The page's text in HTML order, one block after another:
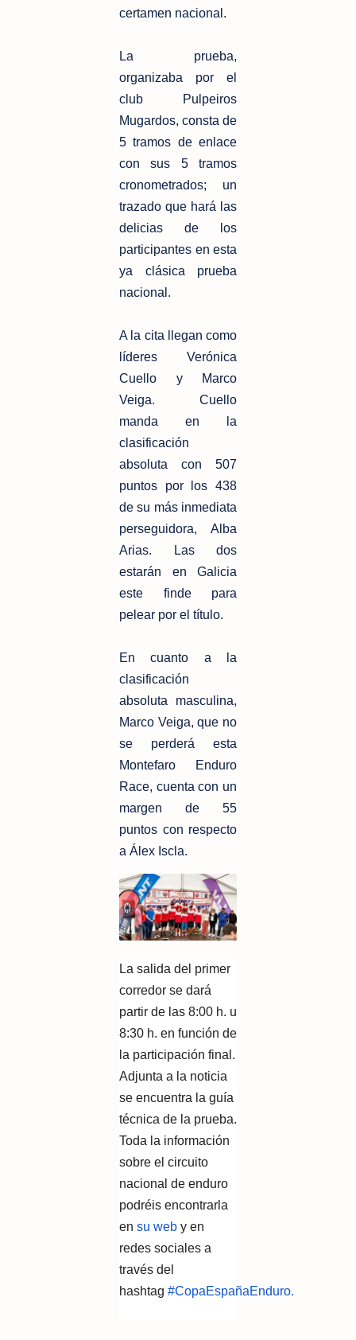
certamen nacional.
La prueba,
organizaba por el
club Pulpeiros
Mugardos, consta de
5 tramos de enlace
con sus 5 tramos
cronometrados; un
trazado que hará las
delicias de los
participantes en esta
ya clásica prueba
nacional.
A la cita llegan como
líderes Verónica
Cuello y Marco
Veiga. Cuello
manda en la
clasificación
absoluta con 507
puntos por los 438
de su más inmediata
perseguidora, Alba
Arias. Las dos
estarán en Galicia
este finde para
pelear por el título.
En cuanto a la
clasificación
absoluta masculina,
Marco Veiga, que no
se perderá esta
Montefaro Enduro
Race, cuenta con un
margen de 55
puntos con respecto
a Álex Iscla.
La salida del primer
corredor se dará
partir de las 8:00 h. u
8:30 h. en función de
la participación final.
Adjunta a la noticia
se encuentra la guía
técnica de la prueba.
Toda la información
sobre el circuito
nacional de enduro
podréis encontrarla
en su web y en
redes sociales a
través del
hashtag #CopaEspañaEnduro.